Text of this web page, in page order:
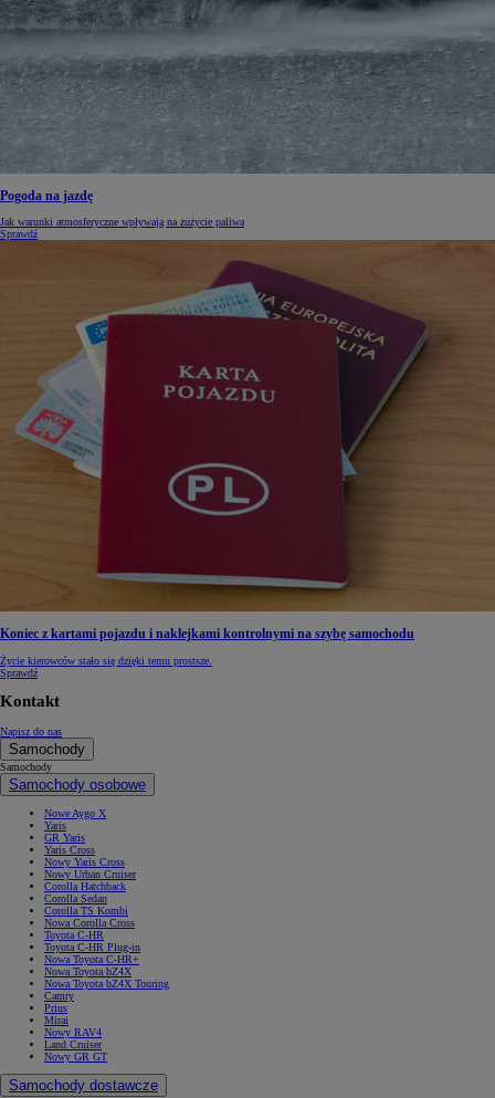
Pogoda na jazdę
Jak warunki atmosferyczne wpływają na zużycie paliwa
Sprawdź
Koniec z kartami pojazdu i naklejkami kontrolnymi na szybę samochodu
Życie kierowców stało się dzięki temu prostsze.
Sprawdź
Kontakt
Napisz do nas
Samochody
Samochody
Samochody osobowe
Nowe Aygo X
Yaris
GR Yaris
Yaris Cross
Nowy Yaris Cross
Nowy Urban Cruiser
Corolla Hatchback
Corolla Sedan
Corolla TS Kombi
Nowa Corolla Cross
Toyota C-HR
Toyota C-HR Plug-in
Nowa Toyota C-HR+
Nowa Toyota bZ4X
Nowa Toyota bZ4X Touring
Camry
Prius
Mirai
Nowy RAV4
Land Cruiser
Nowy GR GT
Samochody dostawcze